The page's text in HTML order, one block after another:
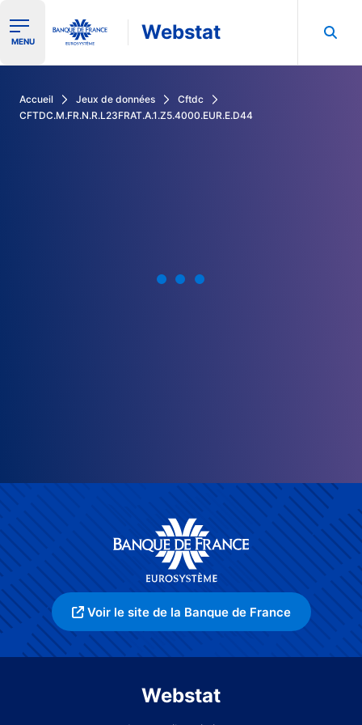
Ouvrir le menu de navigation
MENU Webstat
Accueil Jeux de données
Cftdc
CFTDC.M.FR.N.R.L23FRAT.A.1.Z5.4000.EUR.E.D44
Voir le site de la Banque de France
Webstat